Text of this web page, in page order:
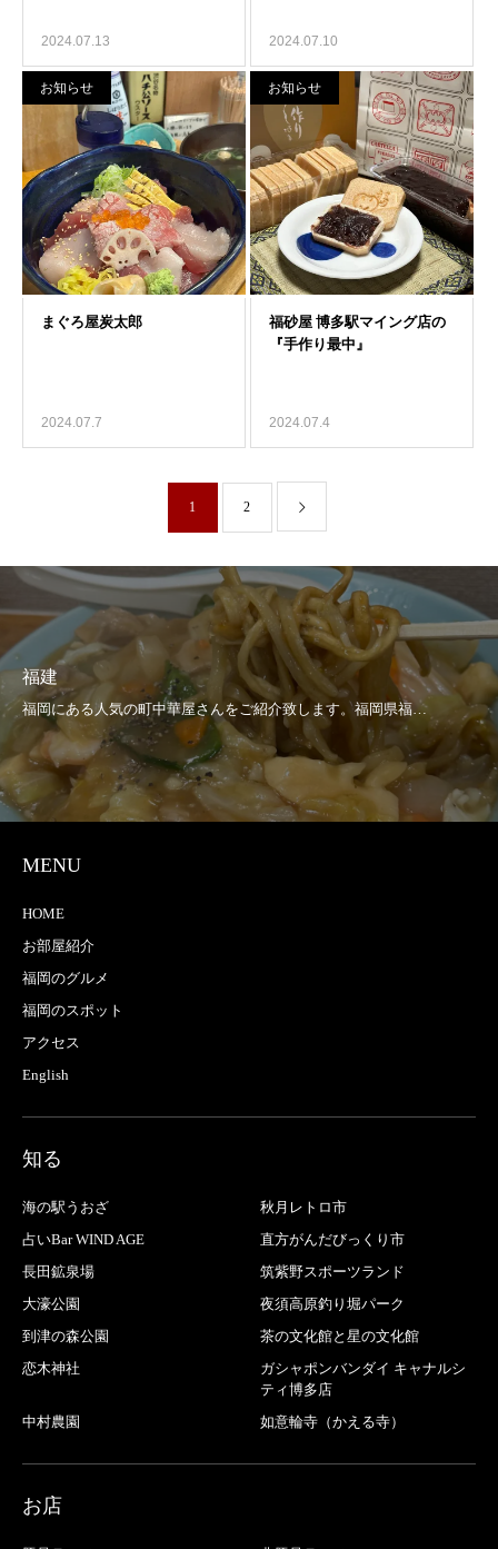
2024.07.13 2024.07.10
お知らせ
2024.07.7
お知らせ
2024.07.4
1 2
福建
MENU
HOME
お部屋紹介
福岡のグルメ
福岡のスポット
アクセス
English
知る
海の駅うおざ
秋月レトロ市
占いBar WIND AGE
直方がんだびっくり市
長田鉱泉場
筑紫野スポーツランド
大濠公園
夜須高原釣り堀パーク
到津の森公園
茶の文化館と星の文化館
恋木神社
ガシャポンバンダイ キャナルシ
ティ博多店
中村農園
如意輪寺（かえる寺）
お店